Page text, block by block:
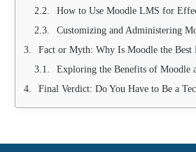
How to Use Moodle LMS for
Customizing and Administering
Fact or Myth: Why Is Moodle the Best
Exploring the Benefits of Moodle
Final Verdict: Do You Have to Be a Tech